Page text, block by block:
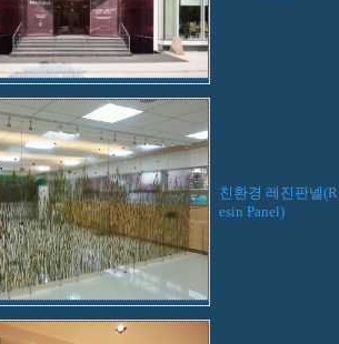
친환경 레진판넬(R
esin Panel)